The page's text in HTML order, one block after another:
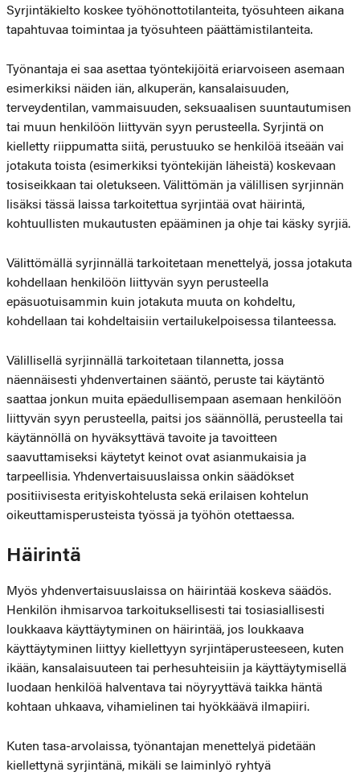
Syrjintäkielto koskee työhönottotilanteita, työsuhteen aikana
tapahtuvaa toimintaa ja työsuhteen päättämistilanteita.
Työnantaja ei saa asettaa työntekijöitä eriarvoiseen asemaan
esimerkiksi näiden iän, alkuperän, kansalaisuuden,
terveydentilan, vammaisuuden, seksuaalisen suuntautumisen
tai muun henkilöön liittyvän syyn perusteella. Syrjintä on
kielletty riippumatta siitä, perustuuko se henkilöä itseään vai
jotakuta toista (esimerkiksi työntekijän läheistä) koskevaan
tosiseikkaan tai oletukseen. Välittömän ja välillisen syrjinnän
lisäksi tässä laissa tarkoitettua syrjintää ovat häirintä,
kohtuullisten mukautusten epääminen ja ohje tai käsky syrjiä.
Välittömällä syrjinnällä tarkoitetaan menettelyä, jossa jotakuta
kohdellaan henkilöön liittyvän syyn perusteella
epäsuotuisammin kuin jotakuta muuta on kohdeltu,
kohdellaan tai kohdeltaisiin vertailukelpoisessa tilanteessa.
Välillisellä syrjinnällä tarkoitetaan tilannetta, jossa
näennäisesti yhdenvertainen sääntö, peruste tai käytäntö
saattaa jonkun muita epäedullisempaan asemaan henkilöön
liittyvän syyn perusteella, paitsi jos säännöllä, perusteella tai
käytännöllä on hyväksyttävä tavoite ja tavoitteen
saavuttamiseksi käytetyt keinot ovat asianmukaisia ja
tarpeellisia. Yhdenvertaisuuslaissa onkin säädökset
positiivisesta erityiskohtelusta sekä erilaisen kohtelun
oikeuttamisperusteista työssä ja työhön otettaessa.
Häirintä
Myös yhdenvertaisuuslaissa on häirintää koskeva säädös.
Henkilön ihmisarvoa tarkoituksellisesti tai tosiasiallisesti
loukkaava käyttäytyminen on häirintää, jos loukkaava
käyttäytyminen liittyy kiellettyyn syrjintäperusteeseen, kuten
ikään, kansalaisuuteen tai perhesuhteisiin ja käyttäytymisellä
luodaan henkilöä halventava tai nöyryyttävä taikka häntä
kohtaan uhkaava, vihamielinen tai hyökkäävä ilmapiiri.
Kuten tasa-arvolaissa, työnantajan menettelyä pidetään
kiellettynä syrjintänä, mikäli se laiminlyö ryhtyä